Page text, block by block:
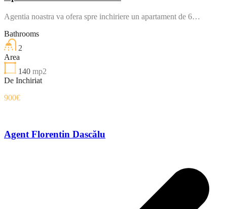
Agentia noastra va ofera spre inchiriere un apartament de 6…
Bathrooms
2
Area
140 mp2
De Inchiriat
900€
Agent Florentin Dascălu